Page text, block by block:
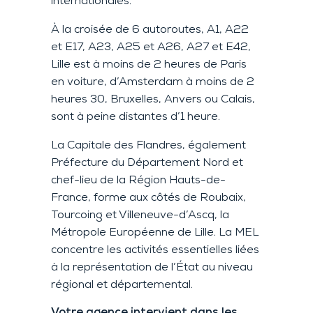
À la croisée de 6 autoroutes, A1, A22
et E17, A23, A25 et A26, A27 et E42,
Lille est à moins de 2 heures de Paris
en voiture, d’Amsterdam à moins de 2
heures 30, Bruxelles, Anvers ou Calais,
sont à peine distantes d’1 heure.
La Capitale des Flandres, également
Préfecture du Département Nord et
chef-lieu de la Région Hauts-de-
France, forme aux côtés de Roubaix,
Tourcoing et Villeneuve-d’Ascq, la
Métropole Européenne de Lille. La MEL
concentre les activités essentielles liées
à la représentation de l’État au niveau
régional et départemental.